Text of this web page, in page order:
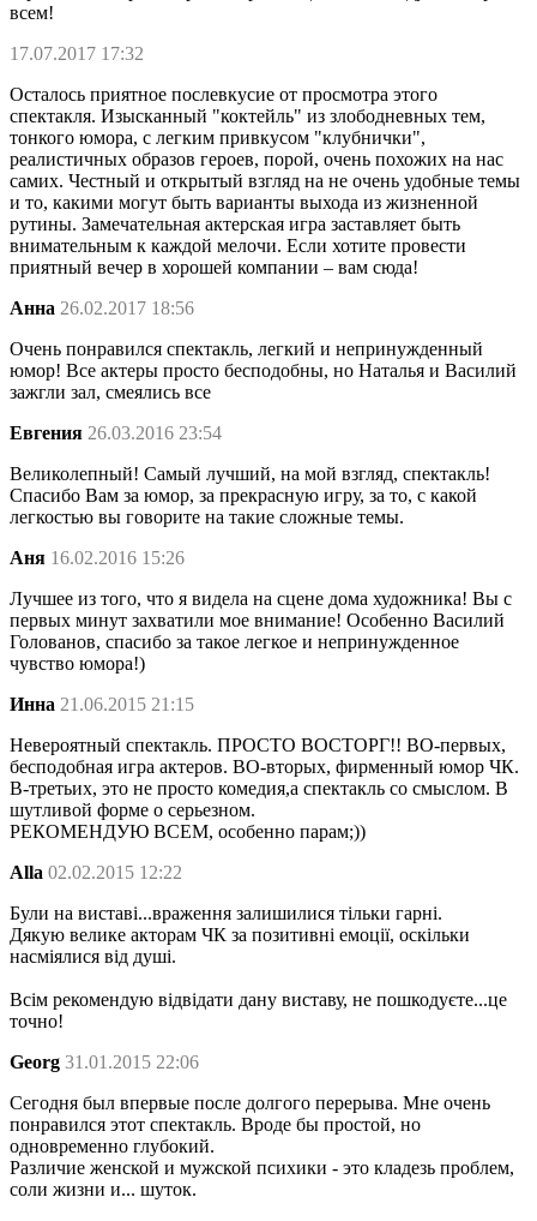
всем!
17.07.2017 17:32
Осталось приятное послевкусие от просмотра этого
спектакля. Изысканный "коктейль" из злободневных тем,
тонкого юмора, с легким привкусом "клубнички",
реалистичных образов героев, порой, очень похожих на нас
самих. Честный и открытый взгляд на не очень удобные темы
и то, какими могут быть варианты выхода из жизненной
рутины. Замечательная актерская игра заставляет быть
внимательным к каждой мелочи. Если хотите провести
приятный вечер в хорошей компании – вам сюда!
Анна 26.02.2017 18:56
Очень понравился спектакль, легкий и непринужденный
юмор! Все актеры просто бесподобны, но Наталья и Василий
зажгли зал, смеялись все
Евгения 26.03.2016 23:54
Великолепный! Самый лучший, на мой взгляд, спектакль!
Спасибо Вам за юмор, за прекрасную игру, за то, с какой
легкостью вы говорите на такие сложные темы.
Аня 16.02.2016 15:26
Лучшее из того, что я видела на сцене дома художника! Вы с
первых минут захватили мое внимание! Особенно Василий
Голованов, спасибо за такое легкое и непринужденное
чувство юмора!)
Инна 21.06.2015 21:15
Невероятный спектакль. ПРОСТО ВОСТОРГ!! ВО-первых,
бесподобная игра актеров. ВО-вторых, фирменный юмор ЧК.
В-третьих, это не просто комедия,а спектакль со смыслом. В
шутливой форме о серьезном.
РЕКОМЕНДУЮ ВСЕМ, особенно парам;))
Alla 02.02.2015 12:22
Були на виставі...враження залишилися тільки гарні.
Дякую велике акторам ЧК за позитивні емоції, оскільки
насміялися від душі.
Всім рекомендую відвідати дану виставу, не пошкодуєте...це
точно!
Georg 31.01.2015 22:06
Сегодня был впервые после долгого перерыва. Мне очень
понравился этот спектакль. Вроде бы простой, но
одновременно глубокий.
Различие женской и мужской психики - это кладезь проблем,
соли жизни и... шуток.